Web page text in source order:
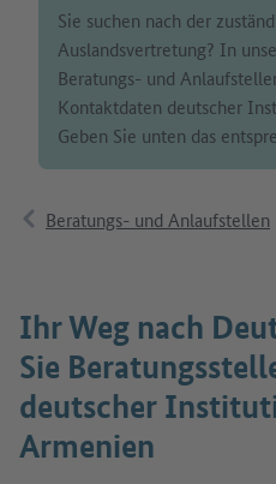
Sie suchen nach der
Auslandsvertretung? In
Beratungs- und
Kontaktdaten deutscher
Geben Sie unten das
Beratungs- und Anlaufstellen
Ihr Weg nach
Sie
deutscher
Armenien